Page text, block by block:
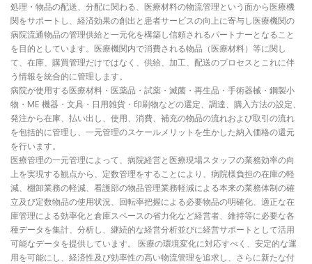
求人情報
（RECRUIT）
サイトマップ
（SITEMAP）
お問合せ
処理・物品の配送、分配に関わる、医療材料の物流管理という面から医療機
関をサポートし、経済効果の創出と患者サービスの向上に寄与し医療機関の
病院流通物品の管理供給と一元化を構築し信頼されるパートナーとなること
を目的としています。医療機関内で消費される物品（医療材料）等に関し
て、在庫、購買管理だけではなく、供給、加工、配送のプロセスとこれに伴
う情報を統合的に管理します。
病院が使用する医療材料・医薬品・試薬・滅菌・再生品・手術器械・鋼製小
物・ME 機器・文具・日用雑貨・印刷物などの選定、調達、購入方法の設定、
発注から在庫、払い出し、使用、消費、補充の物品の流れおよび取引の流れ
を包括的に管理し、一元管理のスケールメリットを生かした納入価格の還元
を行います。
医療管理の一元管理によって、病院経営と医療現場スタッフの業務効率の向
上を実現する観点から、定数管理をすることにより、病院様負担の在庫の軽
減、棚卸業務の軽減、看護部の物品管理業務軽減による本来の業務体制の確
立及び定数物品の使用状況、回転率把握による必要物品の明確化、適正な在
庫管理による効率化と倉庫スペースの省力化など経営者、維持等に必要な各
種データを集計、分析し、継続的な経営分析並びに経営サポートとして活用
可能なデータを提供しています。 医療の環境変化に対応すべく、安定的な運
用を可能にし、経済性及び効率性の高い物流管理を追求し、さらに新たな付